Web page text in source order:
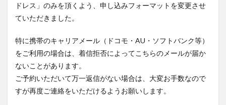
ドレス」のみを頂くよう、申し込みフォーマットを変更させ
ていただきました。
特に携帯のキャリアメール（ドコモ・AU・ソフトバンク等）
をご利用の場合は、着信拒否によってこちらのメールが届か
ないことがあります。
ご予約いただいて万一返信がない場合は、大変お手数なので
すが再度ご連絡をいただけるようお願いします。